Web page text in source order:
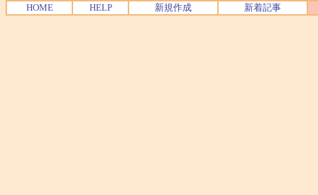
HOME HELP 新規作成 新着記事